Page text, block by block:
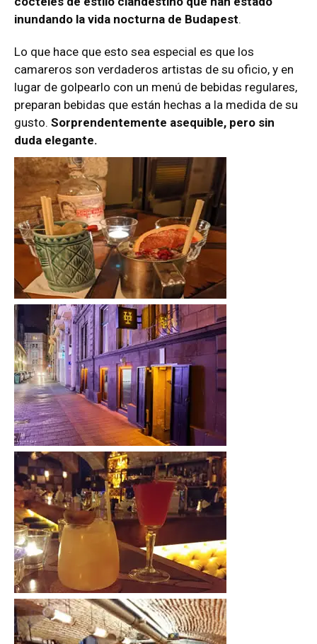
inundando la vida nocturna de Budapest.
Lo que hace que esto sea especial es que los
camareros son verdaderos artistas de su oficio, y en
lugar de golpearlo con un menú de bebidas regulares,
preparan bebidas que están hechas a la medida de su
gusto. Sorprendentemente asequible, pero sin
duda elegante.